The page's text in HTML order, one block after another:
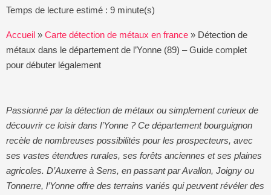
Temps de lecture estimé : 9 minute(s)
Accueil » Carte détection de métaux en france » Détection de
métaux dans le département de l’Yonne (89) – Guide complet
pour débuter légalement
Passionné par la détection de métaux ou simplement curieux de
découvrir ce loisir dans l’Yonne ? Ce département bourguignon
recèle de nombreuses possibilités pour les prospecteurs, avec
ses vastes étendues rurales, ses forêts anciennes et ses plaines
agricoles. D’Auxerre à Sens, en passant par Avallon, Joigny ou
Tonnerre, l’Yonne offre des terrains variés qui peuvent révéler des